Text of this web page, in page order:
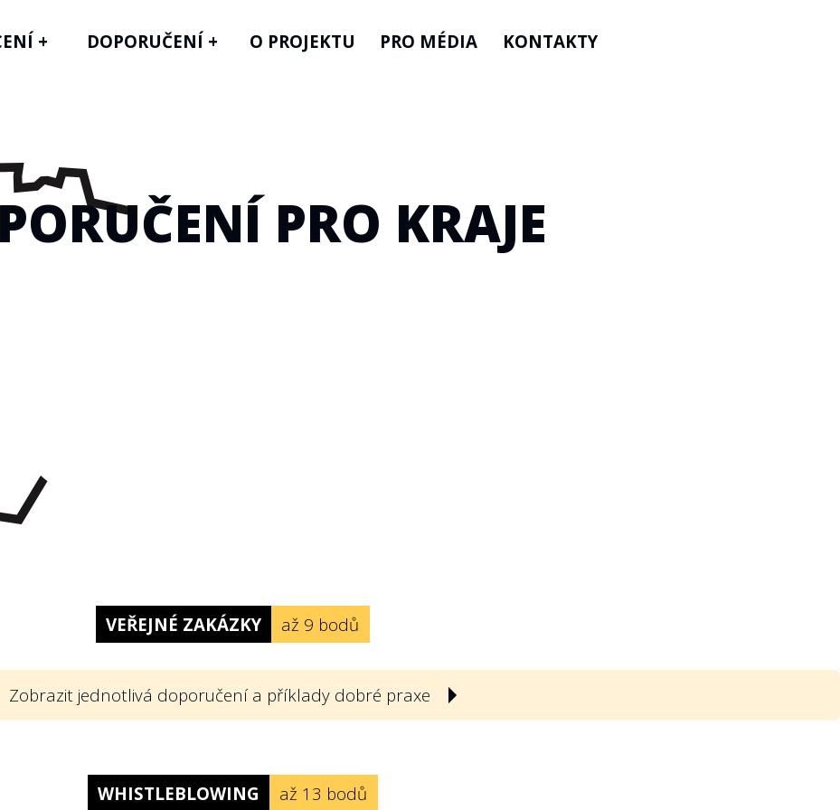
+ DOPORUČENÍ + O PROJEKTU PRO MÉDIA KONTAKTY
PRO KRAJE
VEŘEJNÉ ZAKÁZKY až 9 bodů
Zobrazit jednotlivá doporučení a příklady dobré praxe
WHISTLEBLOWING až 13 bodů